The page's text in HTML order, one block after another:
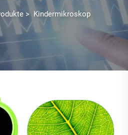
> Kindermikroskop